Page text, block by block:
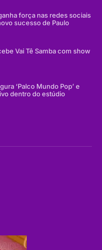
força nas redes sociais
sucesso de Paulo
Vai Tê Samba com show
‘Palco Mundo Pop’ e
dentro do estúdio